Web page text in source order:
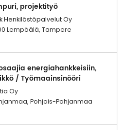
projektityö
Henkilöstöpalvelut Oy
Lempäälä, Tampere
energiahankkeisiin,
/ Työmaainsinööri
Oy
Pohjois-Pohjanmaa